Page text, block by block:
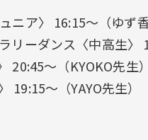
ニア〉 16:15〜（ゆず香
リーダンス〈中高生〉
20:45〜（KYOKO先生）
19:15〜（YAYO先生）